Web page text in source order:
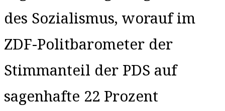
des Sozialismus, worauf im
ZDF-Politbarometer der
Stimmanteil der PDS auf
sagenhafte 22 Prozent